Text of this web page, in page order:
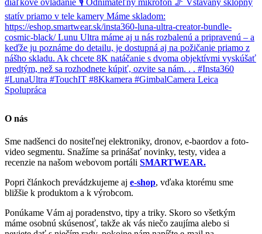
O nás
Sme nadšenci do nositeľnej elektroniky, dronov, e-baordov a foto-
video segmentu. Snažíme sa prinášať novinky, testy, videa a
recenzie na našom webovom portáli SMARTWEAR.
Popri článkoch prevádzkujeme aj e-shop, vďaka ktorému sme
bližšie k produktom a k výrobcom.
Ponúkame Vám aj poradenstvo, tipy a triky. Skoro so všetkým
máme osobnú skúsenosť, takže ak vás niečo zaujíma alebo si